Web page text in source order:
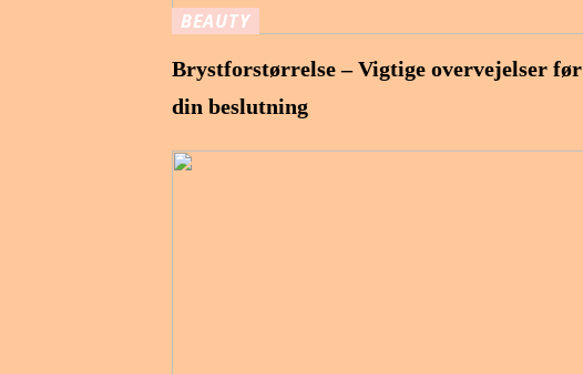
BEAUTY
Brystforstørrelse – Vigtige overvejelser før
din beslutning